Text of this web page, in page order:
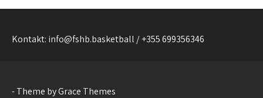
Kontakt: info@fshb.basketball / +355 699356346
- Theme by Grace Themes